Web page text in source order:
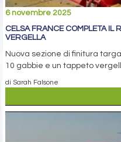
6 novembre 2025
CELSA FRANCE COMPLETA IL
VERGELLA
Nuova sezione di finitura
10 gabbie e un tappeto
di Sarah Falsone